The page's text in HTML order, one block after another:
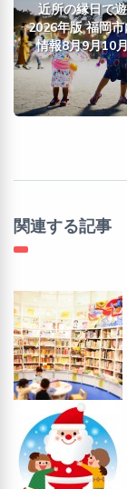
近所の縁日で
2026年版 福岡
情報8月9月10
関連する記事